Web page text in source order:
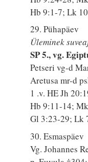
Hb 9:1-7; Lk
29. Pühapäev
Üleminek
SP 5., vg.
Petseri vg-d
Aretusa mr-d
1 .v. HE Jh
Hb 9:11-14;
Gl 3:23-29; Lk
30. Esmaspäev
Vg. Johannes